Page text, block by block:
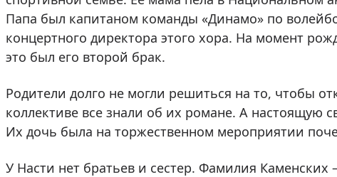
Папа был капитаном команды «Динамо» по
концертного директора этого хора. На момент
это был его второй брак.
Родители долго не могли решиться на то, чтобы
коллективе все знали об их романе. А настоящую
Их дочь была на торжественном мероприятии
У Насти нет братьев и сестер. Фамилия